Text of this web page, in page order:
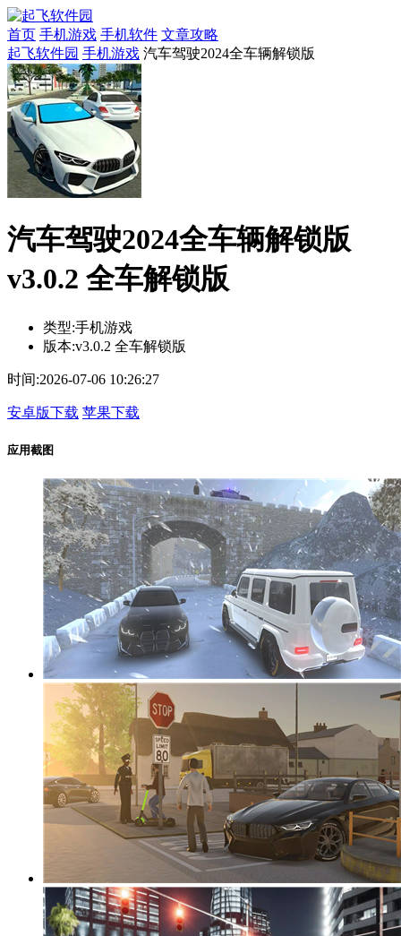
首页 手机游戏 手机软件 文章攻略
起飞软件园 手机游戏 汽车驾驶2024全车辆解锁版
汽车驾驶2024全车辆解锁版
v3.0.2 全车解锁版
类型:手机游戏
版本:v3.0.2 全车解锁版
时间:2026-07-06 10:26:27
安卓版下载 苹果下载
应用截图